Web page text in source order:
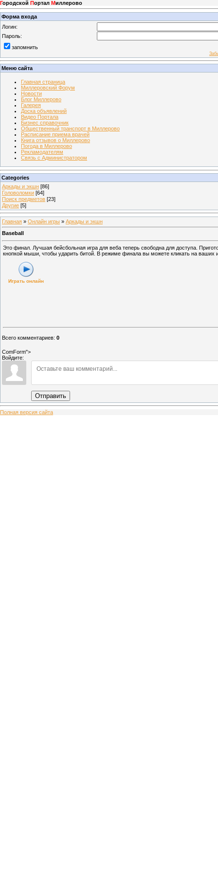
Городской Портал Миллерово
Форма входа
Логин:
Пароль:
запомнить
Меню сайта
Главная страница
Миллеровский Форум
Новости
Блог Миллерово
Галерея
Доска объявлений
Видео Портала
Бизнес справочник
Общественный транспорт в Миллерово
Расписание приема врачей
Книга отзывов о Миллерово
Погода в Миллерово
Рекламодателям
Связь с Администратором
Categories
Аркады и экшн [86]
Головоломки [64]
Поиск предметов [23]
Другие [5]
Главная » Онлайн игры » Аркады и экшн
Baseball
Это финал. Лучшая бейсбольная игра для веба теперь свободна для доступа.
кнопкой мыши, чтобы ударить битой. В режиме финала вы можете кликать на ваших
Играть онлайн
Всего комментариев: 0
ComForm">
Войдите:
Отправить
Полная версия сайта